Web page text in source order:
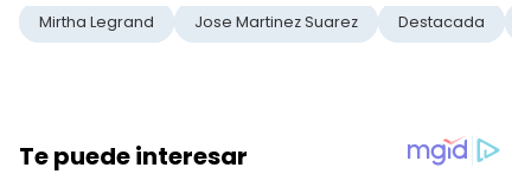
Mirtha Legrand Jose Martinez Suarez Destacada